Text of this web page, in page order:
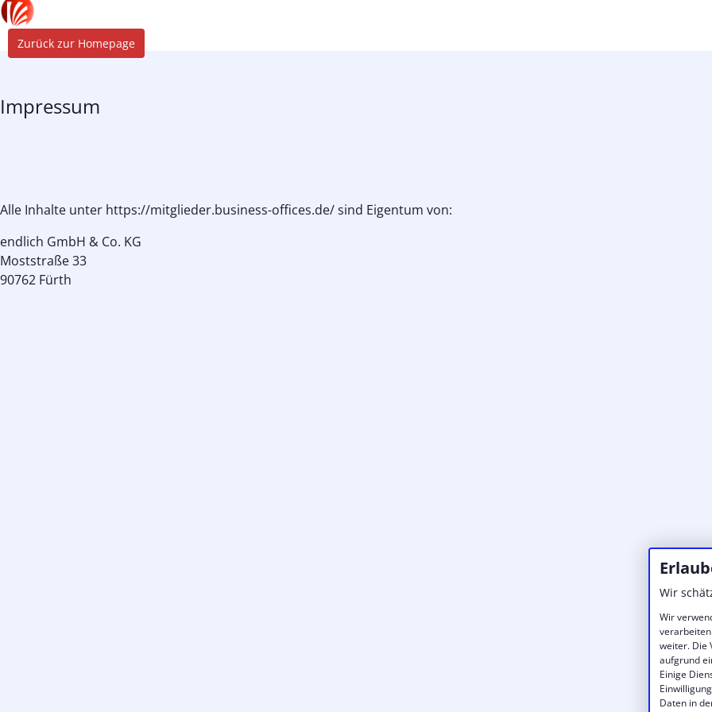
Wir
Wir
weiter. Die
aufgrund
Einige
Daten in
Zurück zur Homepage
Impressum
Alle Inhalte unter https://mitglieder.business-offices.de/ sind Eigentum von:
endlich GmbH & Co. KG
Moststraße 33
90762 Fürth